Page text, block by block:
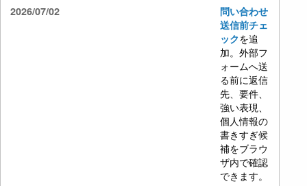
2026/07/02
問い合わせ
送信前チェ
ックを追
加。外部フ
ォームへ送
る前に返信
先、要件、
強い表現、
個人情報の
書きすぎ候
補をブラウ
ザ内で確認
できます。